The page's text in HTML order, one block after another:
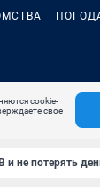
cookie-
свое
и не потерять